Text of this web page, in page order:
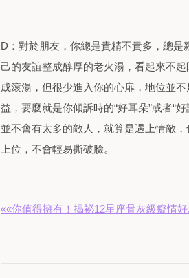
D：對於朋友，你總是貴精不貴多，總
己的友誼整成醇厚的老火湯，看起來不
成滾湯，但很少進入你的心扉，地位並
益，要麼就是你傾訴時的“好耳朵”或者“
並不會有太多的敵人，就算是遇上情敵
上位，不會輕易撕破臉。
««你值得擁有！揭祕12星座骨灰級癡情